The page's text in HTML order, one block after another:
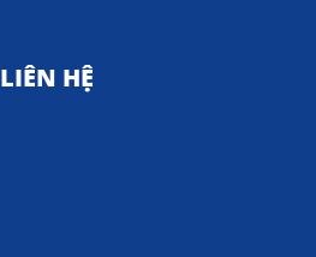
LIÊN HỆ